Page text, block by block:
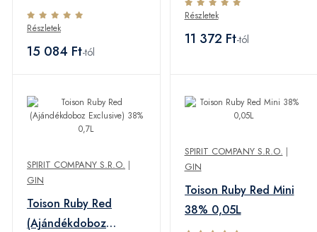
Részletek
15 084 Ft-tól
Részletek
11 372 Ft-tól
SPIRIT COMPANY S.R.O. |
GIN
Toison Ruby Red
(Ajándékdoboz
SPIRIT COMPANY S.R.O. |
GIN
Toison Ruby Red Mini
38% 0,05L